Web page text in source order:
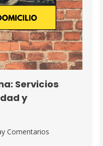
Servicios
y
Comentarios